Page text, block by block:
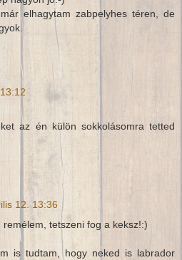
elhagytam zabpelyhes téren, de
az én külön sokkolásomra tetted
12. 13:36
remélem, tetszeni fog a keksz!:)
is tudtam, hogy neked is labrador